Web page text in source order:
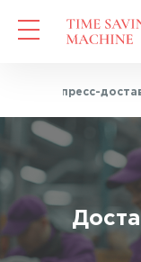
Экспресс-